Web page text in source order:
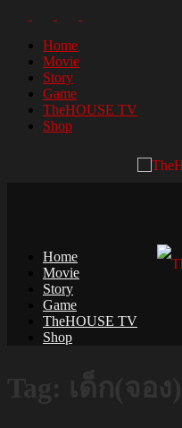
Home
Movie
Story
Game
TheHOUSE TV
Shop
Home
Movie
Story
Game
TheHOUSE TV
Shop